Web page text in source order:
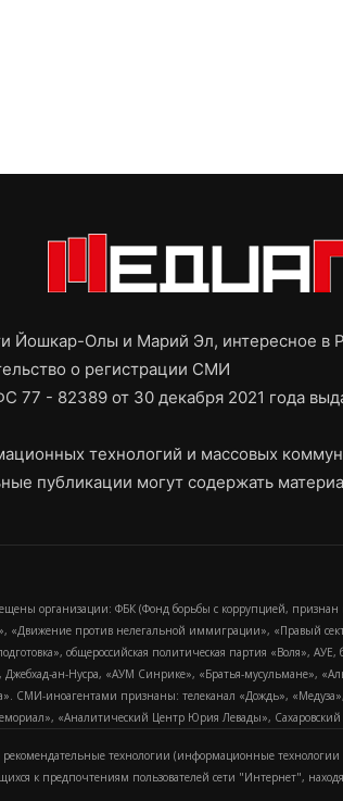
Йошкар-Олы и Марий Эл, интересное в
о регистрации СМИ
77 - 82389 от 30 декабря 2021 года
технологий и массовых
публикации могут содержать
организации: ФБК (Фонд борьбы с коррупцией,
«Движение против нелегальной иммиграции», «Правый
общероссийская политическая партия
Джебхад-ан-Нусра, «АУМ Синрике», «Братья-мусульмане»,
СМИ-иноагентами признаны: телеканал «Дождь»,
«Аналитический Центр Юрия Левады», Сахаровский
технологии (информационные технологии
к предпочтениям пользователей сети "Интернет",